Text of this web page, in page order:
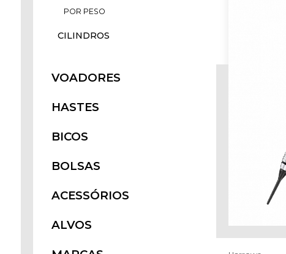
POR PESO
CILINDROS
VOADORES
HASTES
BICOS
BOLSAS
ACESSÓRIOS
ALVOS